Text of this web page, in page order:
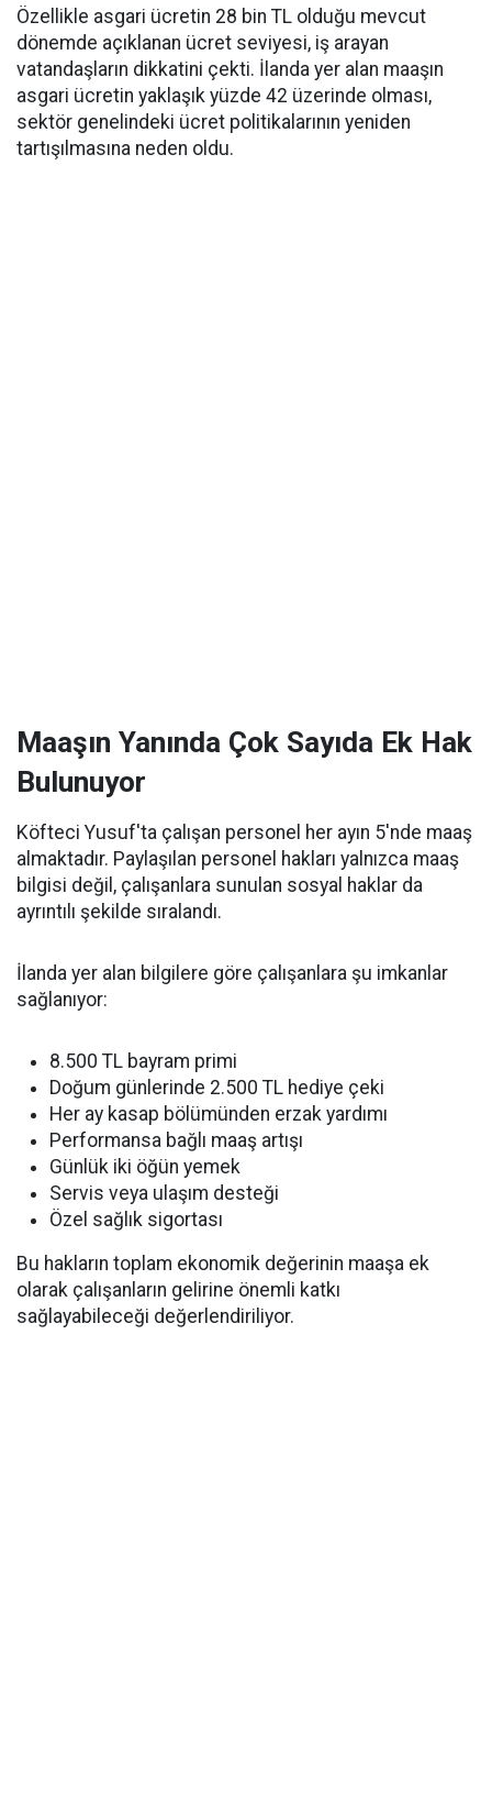
Özellikle asgari ücretin 28 bin TL olduğu mevcut
dönemde açıklanan ücret seviyesi, iş arayan
vatandaşların dikkatini çekti. İlanda yer alan maaşın
asgari ücretin yaklaşık yüzde 42 üzerinde olması,
sektör genelindeki ücret politikalarının yeniden
tartışılmasına neden oldu.
Maaşın Yanında Çok Sayıda Ek Hak
Bulunuyor
Köfteci Yusuf'ta çalışan personel her ayın 5'nde maaş
almaktadır. Paylaşılan personel hakları yalnızca maaş
bilgisi değil, çalışanlara sunulan sosyal haklar da
ayrıntılı şekilde sıralandı.
İlanda yer alan bilgilere göre çalışanlara şu imkanlar
sağlanıyor:
8.500 TL bayram primi
Doğum günlerinde 2.500 TL hediye çeki
Her ay kasap bölümünden erzak yardımı
Performansa bağlı maaş artışı
Günlük iki öğün yemek
Servis veya ulaşım desteği
Özel sağlık sigortası
Bu hakların toplam ekonomik değerinin maaşa ek
olarak çalışanların gelirine önemli katkı
sağlayabileceği değerlendiriliyor.